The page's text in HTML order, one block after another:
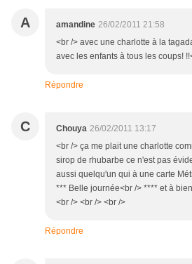
A amandine 26/02/2011 21:58
<br /> avec une charlotte à la
avec les enfants à tous les coups!
Répondre
C Chouya 26/02/2011 13:17
<br /> ça me plait une charlotte
sirop de rhubarbe ce n'est pas
aussi quelqu'un qui à une carte
*** Belle journée<br /> **** et à
<br /> <br /> <br />
Répondre